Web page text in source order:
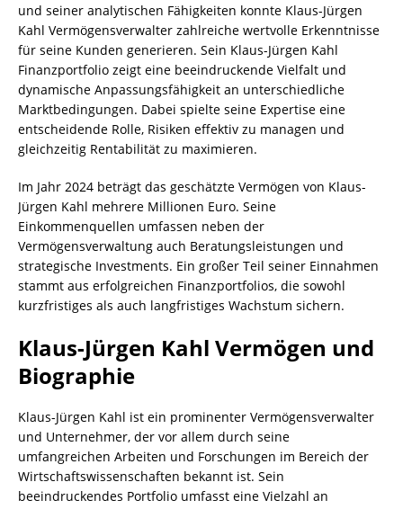
und seiner analytischen Fähigkeiten konnte Klaus-Jürgen
Kahl Vermögensverwalter zahlreiche wertvolle Erkenntnisse
für seine Kunden generieren. Sein Klaus-Jürgen Kahl
Finanzportfolio zeigt eine beeindruckende Vielfalt und
dynamische Anpassungsfähigkeit an unterschiedliche
Marktbedingungen. Dabei spielte seine Expertise eine
entscheidende Rolle, Risiken effektiv zu managen und
gleichzeitig Rentabilität zu maximieren.
Im Jahr 2024 beträgt das geschätzte Vermögen von Klaus-
Jürgen Kahl mehrere Millionen Euro. Seine
Einkommenquellen umfassen neben der
Vermögensverwaltung auch Beratungsleistungen und
strategische Investments. Ein großer Teil seiner Einnahmen
stammt aus erfolgreichen Finanzportfolios, die sowohl
kurzfristiges als auch langfristiges Wachstum sichern.
Klaus-Jürgen Kahl Vermögen und
Biographie
Klaus-Jürgen Kahl ist ein prominenter Vermögensverwalter
und Unternehmer, der vor allem durch seine
umfangreichen Arbeiten und Forschungen im Bereich der
Wirtschaftswissenschaften bekannt ist. Sein
beeindruckendes Portfolio umfasst eine Vielzahl an